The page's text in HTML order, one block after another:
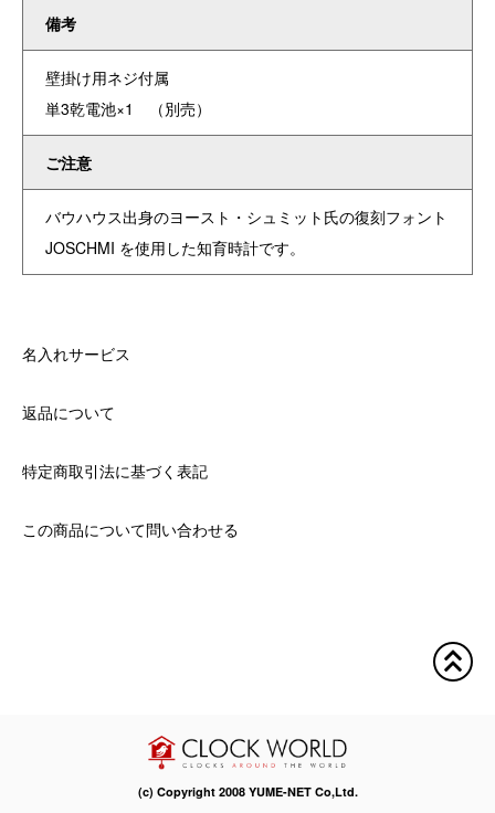
備考
壁掛け用ネジ付属
単3乾電池×1 （別売）
ご注意
バウハウス出身のヨースト・シュミット氏の復刻フォント
JOSCHMI を使用した知育時計です。
名入れサービス
返品について
特定商取引法に基づく表記
この商品について問い合わせる
(c) Copyright 2008 YUME-NET Co,Ltd.